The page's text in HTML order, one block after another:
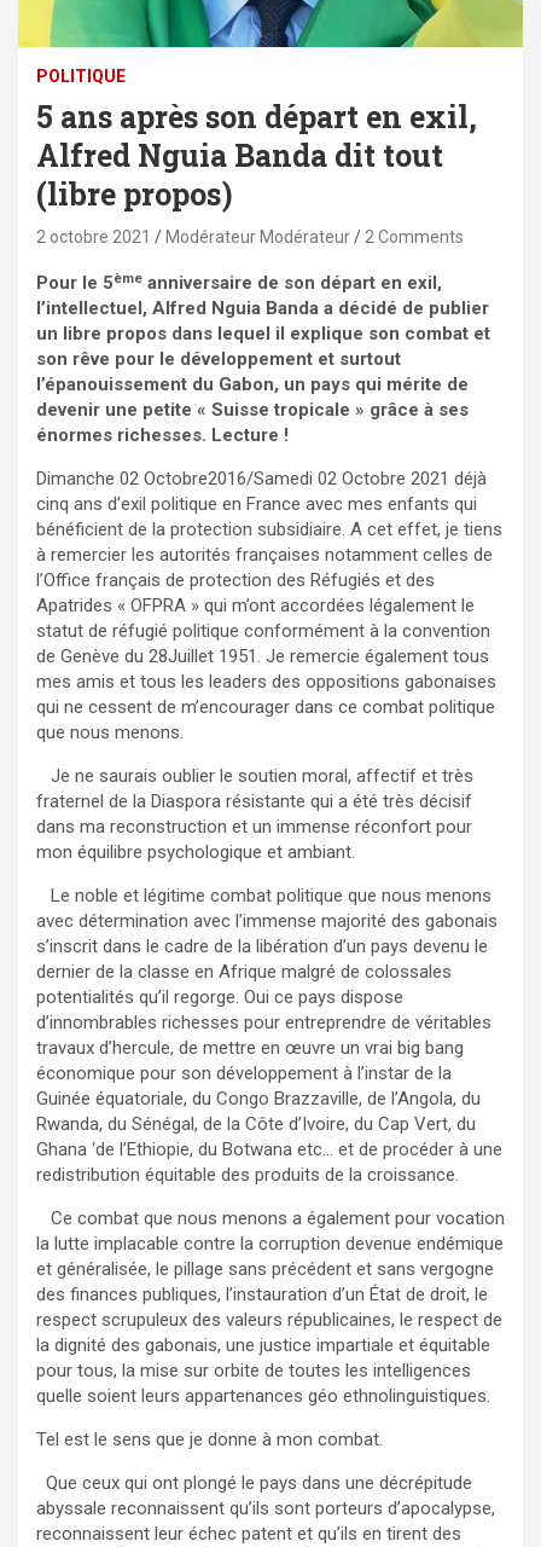
POLITIQUE
5 ans après son départ en exil,
Alfred Nguia Banda dit tout
(libre propos)
2 octobre 2021 Modérateur Modérateur 2 Comments
Pour le 5ème anniversaire de son départ en exil,
l’intellectuel, Alfred Nguia Banda a décidé de publier
un libre propos dans lequel il explique son combat et
son rêve pour le développement et surtout
l’épanouissement du Gabon, un pays qui mérite de
devenir une petite « Suisse tropicale » grâce à ses
énormes richesses. Lecture !
Dimanche 02 Octobre2016/Samedi 02 Octobre 2021 déjà
cinq ans d’exil politique en France avec mes enfants qui
bénéficient de la protection subsidiaire. A cet effet, je tiens
à remercier les autorités françaises notamment celles de
l’Office français de protection des Réfugiés et des
Apatrides « OFPRA » qui m’ont accordées légalement le
statut de réfugié politique conformément à la convention
de Genève du 28Juillet 1951. Je remercie également tous
mes amis et tous les leaders des oppositions gabonaises
qui ne cessent de m’encourager dans ce combat politique
que nous menons.
Je ne saurais oublier le soutien moral, affectif et très
fraternel de la Diaspora résistante qui a été très décisif
dans ma reconstruction et un immense réconfort pour
mon équilibre psychologique et ambiant.
Le noble et légitime combat politique que nous menons
avec détermination avec l’immense majorité des gabonais
s’inscrit dans le cadre de la libération d’un pays devenu le
dernier de la classe en Afrique malgré de colossales
potentialités qu’il regorge. Oui ce pays dispose
d’innombrables richesses pour entreprendre de véritables
travaux d’hercule, de mettre en œuvre un vrai big bang
économique pour son développement à l’instar de la
Guinée équatoriale, du Congo Brazzaville, de l’Angola, du
Rwanda, du Sénégal, de la Côte d’Ivoire, du Cap Vert, du
Ghana ‘de l’Ethiopie, du Botwana etc… et de procéder à une
redistribution équitable des produits de la croissance.
Ce combat que nous menons a également pour vocation
la lutte implacable contre la corruption devenue endémique
et généralisée, le pillage sans précédent et sans vergogne
des finances publiques, l’instauration d’un État de droit, le
respect scrupuleux des valeurs républicaines, le respect de
la dignité des gabonais, une justice impartiale et équitable
pour tous, la mise sur orbite de toutes les intelligences
quelle soient leurs appartenances géo ethnolinguistiques.
Tel est le sens que je donne à mon combat.
Que ceux qui ont plongé le pays dans une décrépitude
abyssale reconnaissent qu’ils sont porteurs d’apocalypse,
reconnaissent leur échec patent et qu’ils en tirent des